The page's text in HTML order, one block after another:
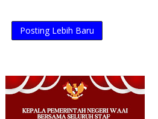
Posting Lebih Baru